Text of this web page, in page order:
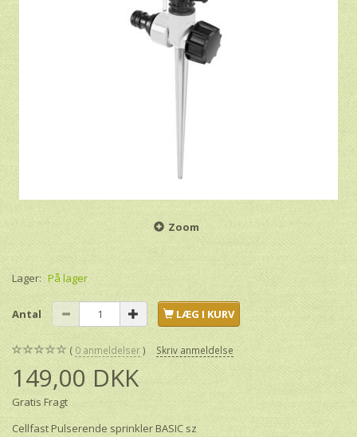
Zoom
Lager: På lager
Antal LÆG I KURV
0 anmeldelser Skriv anmeldelse
149,00 DKK
Gratis Fragt
Cellfast Pulserende sprinkler BASIC sz